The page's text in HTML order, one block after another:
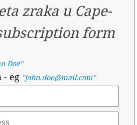
zraka u Cape-
form
Doe"
- eg "john.doe@mail.com"